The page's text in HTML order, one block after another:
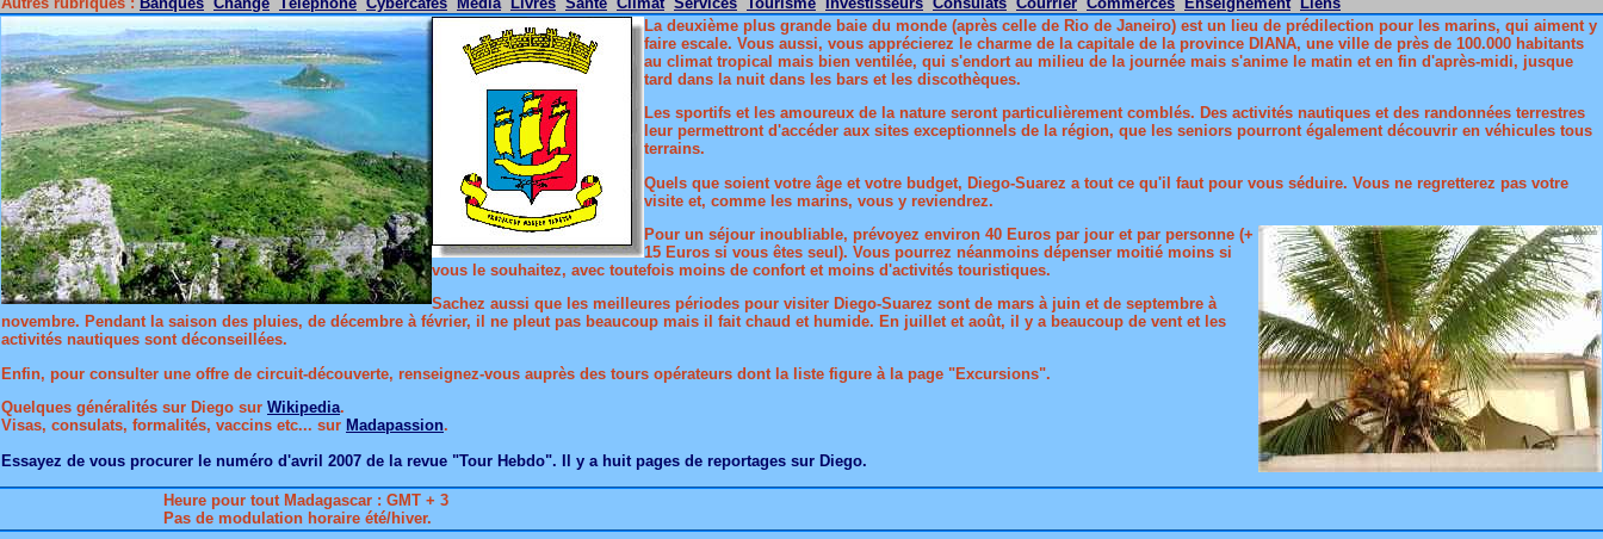
La deuxième plus grande baie du monde (après celle de Rio de Janeiro) est un lieu de prédilection pour les marins, qui aiment y
faire escale. Vous aussi, vous apprécierez le charme de la capitale de la province DIANA, une ville de près de 100.000 habitants
au climat tropical mais bien ventilée, qui s'endort au milieu de la journée mais s'anime le matin et en fin d'après-midi, jusque
tard dans la nuit dans les bars et les discothèques.
Les sportifs et les amoureux de la nature seront particulièrement comblés. Des activités nautiques et des randonnées terrestres
leur permettront d'accéder aux sites exceptionnels de la région, que les seniors pourront également découvrir en véhicules tous
terrains.
Quels que soient votre âge et votre budget, Diego-Suarez a tout ce qu'il faut pour vous séduire. Vous ne regretterez pas votre
visite et, comme les marins, vous y reviendrez.
Pour un séjour inoubliable, prévoyez environ 40 Euros par jour et par personne (+
15 Euros si vous êtes seul). Vous pourrez néanmoins dépenser moitié moins si
vous le souhaitez, avec toutefois moins de confort et moins d'activités touristiques.
Sachez aussi que les meilleures périodes pour visiter Diego-Suarez sont de mars à juin et de septembre à
novembre. Pendant la saison des pluies, de décembre à février, il ne pleut pas beaucoup mais il fait chaud et humide. En juillet et août, il y a beaucoup de vent et les
activités nautiques sont déconseillées.
Enfin, pour consulter une offre de circuit-découverte, renseignez-vous auprès des tours opérateurs dont la liste figure à la page "Excursions".
Quelques généralités sur Diego sur Wikipedia.
Visas, consulats, formalités, vaccins etc... sur Madapassion.
Essayez de vous procurer le numéro d'avril 2007 de la revue "Tour Hebdo". Il y a huit pages de reportages sur Diego.
Heure pour tout Madagascar : GMT + 3
Pas de modulation horaire été/hiver.